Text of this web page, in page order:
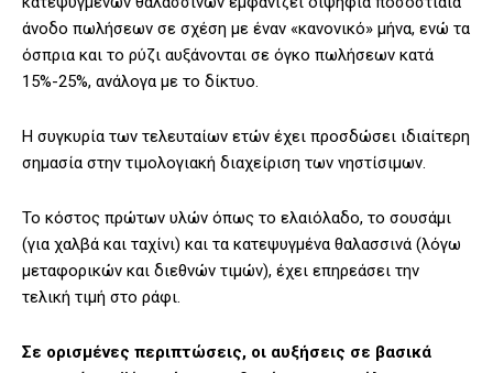
άνοδο πωλήσεων σε σχέση με έναν «κανονικό» μήνα, ενώ τα
όσπρια και το ρύζι αυξάνονται σε όγκο πωλήσεων κατά
15%-25%, ανάλογα με το δίκτυο.
Η συγκυρία των τελευταίων ετών έχει προσδώσει ιδιαίτερη
σημασία στην τιμολογιακή διαχείριση των νηστίσιμων.
Το κόστος πρώτων υλών όπως το ελαιόλαδο, το σουσάμι
(για χαλβά και ταχίνι) και τα κατεψυγμένα θαλασσινά (λόγω
μεταφορικών και διεθνών τιμών), έχει επηρεάσει την
τελική τιμή στο ράφι.
Σε ορισμένες περιπτώσεις, οι αυξήσεις σε βασικά